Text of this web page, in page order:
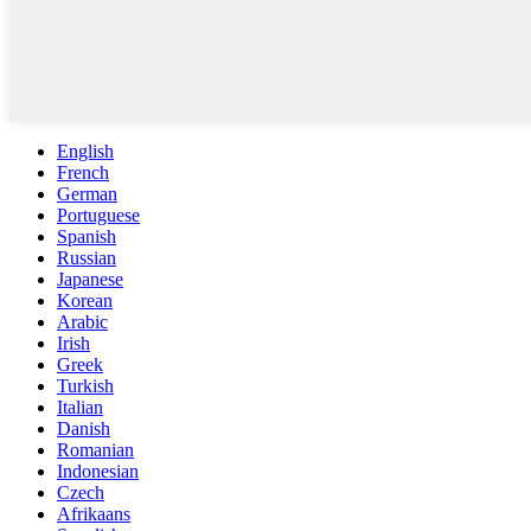
English
French
German
Portuguese
Spanish
Russian
Japanese
Korean
Arabic
Irish
Greek
Turkish
Italian
Danish
Romanian
Indonesian
Czech
Afrikaans